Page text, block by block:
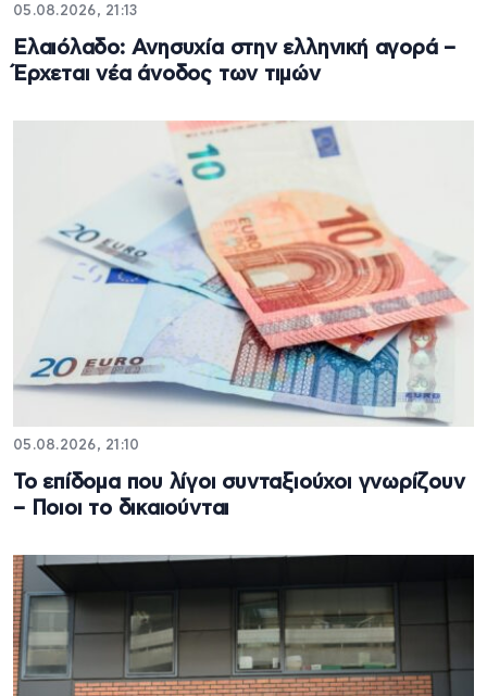
05.08.2026, 21:13
Ελαιόλαδο: Ανησυχία στην ελληνική αγορά –
Έρχεται νέα άνοδος των τιμών
05.08.2026, 21:10
Το επίδομα που λίγοι συνταξιούχοι γνωρίζουν
– Ποιοι το δικαιούνται